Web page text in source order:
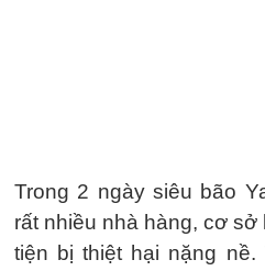
Trong 2 ngày siêu bão
rất nhiều nhà hàng, cơ
tiện bị thiệt hại nặng